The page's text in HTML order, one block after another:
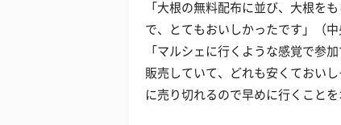
「大根の無料配布に並び、大根を
で、とてもおいしかったです」（中
「マルシェに行くような感覚で参
販売していて、どれも安くておい
に売り切れるので早めに行くこと